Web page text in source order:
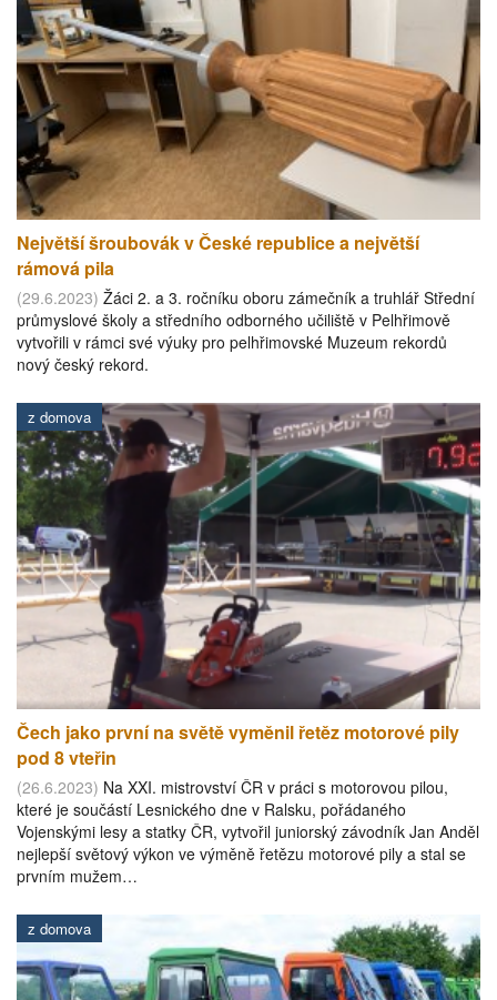
Největší šroubovák v České republice a největší
rámová pila
(29.6.2023) Žáci 2. a 3. ročníku oboru zámečník a truhlář Střední
průmyslové školy a středního odborného učiliště v Pelhřimově
vytvořili v rámci své výuky pro pelhřimovské Muzeum rekordů
nový český rekord.
z domova
Čech jako první na světě vyměnil řetěz motorové pily
pod 8 vteřin
(26.6.2023) Na XXI. mistrovství ČR v práci s motorovou pilou,
které je součástí Lesnického dne v Ralsku, pořádaného
Vojenskými lesy a statky ČR, vytvořil juniorský závodník Jan Anděl
nejlepší světový výkon ve výměně řetězu motorové pily a stal se
prvním mužem…
z domova